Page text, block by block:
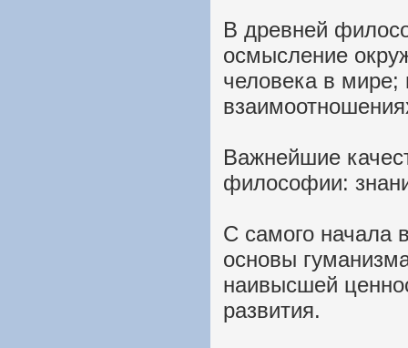
В древней
осмысление
человека в мире;
Важнейшие
философии:
С самого
основы
наивысшей
развития.